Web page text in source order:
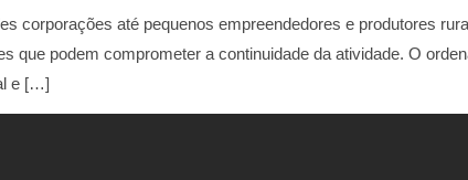
corporações até pequenos empreendedores e produtores
podem comprometer a continuidade da atividade. O
e […]